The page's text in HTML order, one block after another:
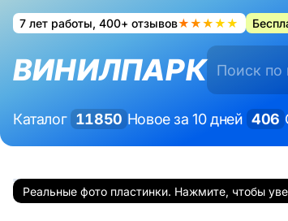
7 лет работы, 400+ отзывов★★★★★
ВИНИЛПАРК
Каталог 11850 Новое за 10 дней 406
Реальные фото пластинки. Нажмите, чтобы